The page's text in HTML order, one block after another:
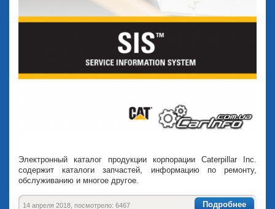
Электронный каталог продукции корпорации Caterpillar Inc.
содержит каталоги запчастей, информацию по ремонту,
обслуживанию и многое другое.
Подробнее
14 апреля 2018, посмотрело: 6467